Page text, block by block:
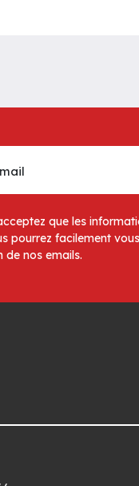
que les
pourrez facilement
de nos emails.